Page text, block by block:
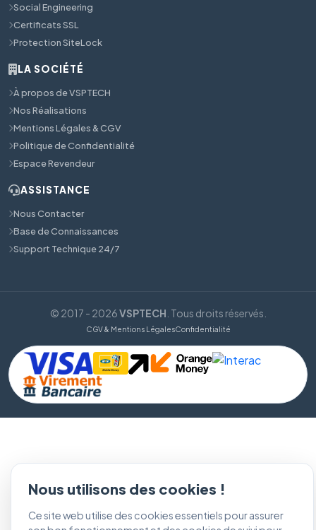
Social Engineering
Certificats SSL
Protection SiteLock
LA SOCIÉTÉ
À propos de VSPTECH
Nos Réalisations
Mentions Légales & CGV
Politique de Confidentialité
Espace Revendeur
ASSISTANCE
Nous Contacter
Base de Connaissances
Support Technique 24/7
© 2017 - 2026VSPTECH . Tous droits réservés.
CGV & Mentions LégalesConfidentialité
Nous utilisons des cookies !
Ce site web utilise des cookies essentiels pour assurer